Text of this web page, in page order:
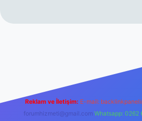
Reklam ve İletişim: E-mail:
forumhizmeti@gmail.com Whatsapp: 0262